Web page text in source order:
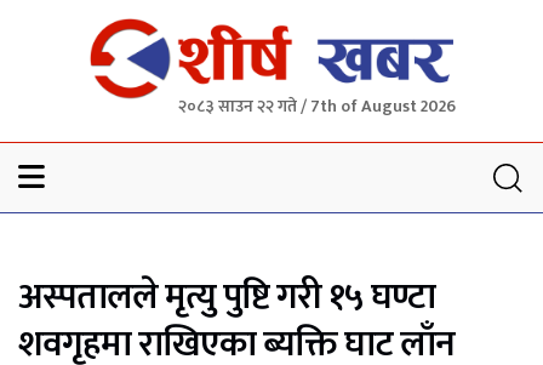
२०८३ साउन २२ गते / 7th of August 2026
अस्पतालले मृत्यु पुष्टि गरी १५ घण्टा
शवगृहमा राखिएका ब्यक्ति घाट लाँन